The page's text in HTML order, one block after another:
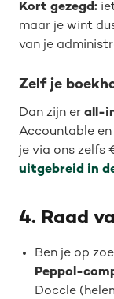
Kort gezegd:
maar je wint
van je
Zelf je
Dan zijn er all-
Accountable
je via ons zelfs
uitgebreid in
4. Raad
Ben je op
Peppol-
Doccle